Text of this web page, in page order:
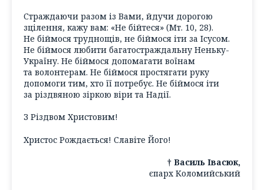
Страждаючи разом із Вами, йдучи дорогою
зцілення, кажу вам: «Не бійтеся» (Мт. 10, 28).
Не біймося труднощів, не біймося іти за Ісусом.
Не біймося любити багатостраждальну Неньку-
Україну. Не біймося допомагати воїнам
та волонтерам. Не біймося простягати руку
допомоги тим, хто її потребує. Не біймося іти
за різдвяною зіркою віри та Надії.
З Різдвом Христовим!
Христос Рождається! Славіте Його!
† Василь Івасюк,
єпарх Коломийський